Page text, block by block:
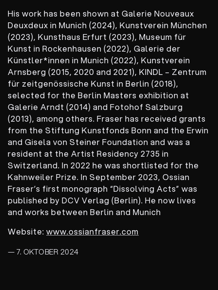
His work has been shown at Galerie Nouveaux
Deuxdeux in Munich (2024), Kunstverein München
(2023), Kunsthaus Erfurt (2023), Museum für
Kunst in Rockenhausen (2022), Galerie der
Künstler*innen in Munich (2022), Kunstverein
Arnsberg (2015, 2020 and 2021), KINDL – Zentrum
für zeitgenössische Kunst in Berlin (2018),
selected for the Berlin Masters exhibition at
Galerie Arndt (2014) and Fotohof Salzburg
(2013), among others. Fraser has received grants
from the Stiftung Kunstfonds Bonn and the Erwin
and Gisela von Steiner Foundation and was a
resident at the Artist Residency 2735 in
Switzerland. In 2022 he was shortlisted for the
Kahnweiler Prize. In September 2023, Ossian
Fraser’s first monograph “Dissolving Acts” was
published by DCV Verlag (Berlin). He now lives
and works between Berlin and Munich
Website: www.ossianfraser.com
— 7. OKTOBER 2024